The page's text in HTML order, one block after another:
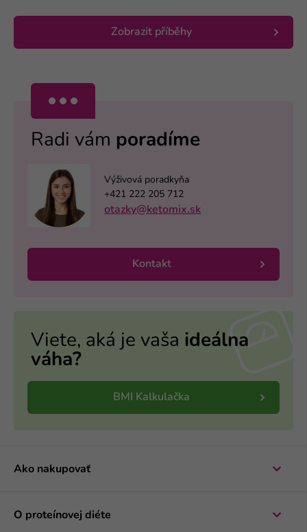
Zobrazit příběhy
Radi vám poradíme
Výživová poradkyňa
+421 222 205 712
otazky@ketomix.sk
Kontakt
Viete, aká je vaša ideálna
váha?
BMI Kalkulačka
Ako nakupovať
O proteínovej diéte